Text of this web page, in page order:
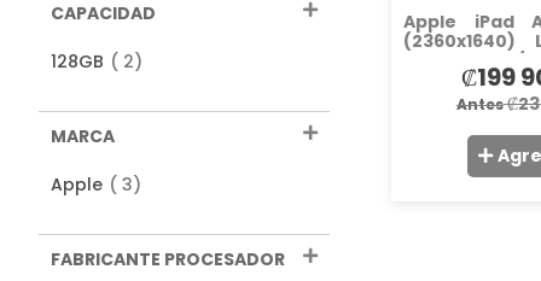
Apple iPad
(2360x1640)
12MP Front/
Wi-Fi 6.
(NUEVO)
Precio
especial
₡199
Antes
CAPACIDAD
128GB
2productos
MARCA
Apple
3productos
FABRICANTE PROCESADOR